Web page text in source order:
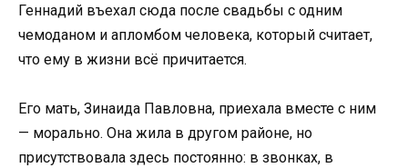
Геннадий въехал сюда после свадьбы с одним
чемоданом и апломбом человека, который считает,
что ему в жизни всё причитается.
Его мать, Зинаида Павловна, приехала вместе с ним
— морально. Она жила в другом районе, но
присутствовала здесь постоянно: в звонках, в